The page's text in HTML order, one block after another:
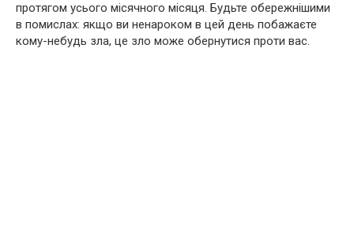
протягом усього місячного місяця. Будьте обережнішими
в помислах: якщо ви ненароком в цей день побажаєте
кому-небудь зла, це зло може обернутися проти вас.